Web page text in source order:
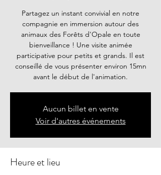
Partagez un instant convivial en notre
compagnie en immersion autour des
animaux des Forêts d'Opale en toute
bienveillance ! Une visite animée
participative pour petits et grands. Il est
conseillé de vous présenter environ 15mn
avant le début de l'animation.
Aucun billet en vente
Voir d'autres événements
Heure et lieu